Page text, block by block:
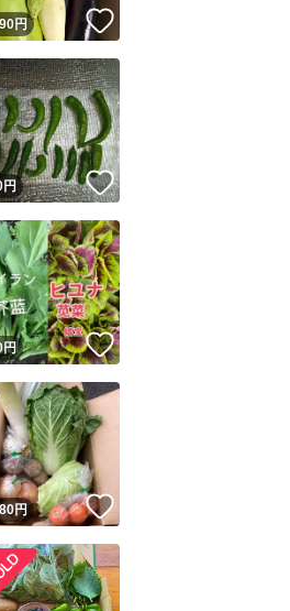
ユーザーは高頻度で24時間以内に発送しています
ユーザーは設定した発送日数内に発送しています
！
円
！
円 いいね！
！
円 いいね！
！
円